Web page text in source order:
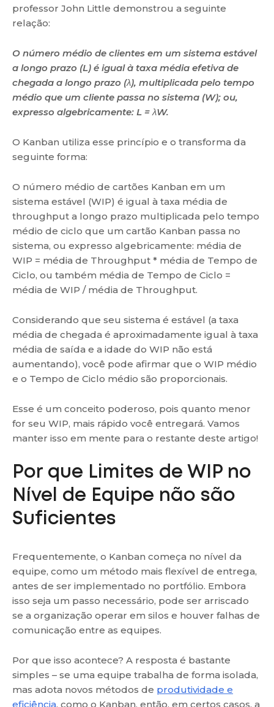
professor John Little demonstrou a seguinte
relação:
O número médio de clientes em um sistema estável
a longo prazo (L) é igual à taxa média efetiva de
chegada a longo prazo (λ), multiplicada pelo tempo
médio que um cliente passa no sistema (W); ou,
expresso algebricamente: L = λW.
O Kanban utiliza esse princípio e o transforma da
seguinte forma:
O número médio de cartões Kanban em um
sistema estável (WIP) é igual à taxa média de
throughput a longo prazo multiplicada pelo tempo
médio de ciclo que um cartão Kanban passa no
sistema, ou expresso algebricamente: média de
WIP = média de Throughput * média de Tempo de
Ciclo, ou também média de Tempo de Ciclo =
média de WIP / média de Throughput.
Considerando que seu sistema é estável (a taxa
média de chegada é aproximadamente igual à taxa
média de saída e a idade do WIP não está
aumentando), você pode afirmar que o WIP médio
e o Tempo de Ciclo médio são proporcionais.
Esse é um conceito poderoso, pois quanto menor
for seu WIP, mais rápido você entregará. Vamos
manter isso em mente para o restante deste artigo!
Por que Limites de WIP no
Nível de Equipe não são
Suficientes
Frequentemente, o Kanban começa no nível da
equipe, como um método mais flexível de entrega,
antes de ser implementado no portfólio. Embora
isso seja um passo necessário, pode ser arriscado
se a organização operar em silos e houver falhas de
comunicação entre as equipes.
Por que isso acontece? A resposta é bastante
simples – se uma equipe trabalha de forma isolada,
mas adota novos métodos de produtividade e
eficiência, como o Kanban, então, em certos casos, a